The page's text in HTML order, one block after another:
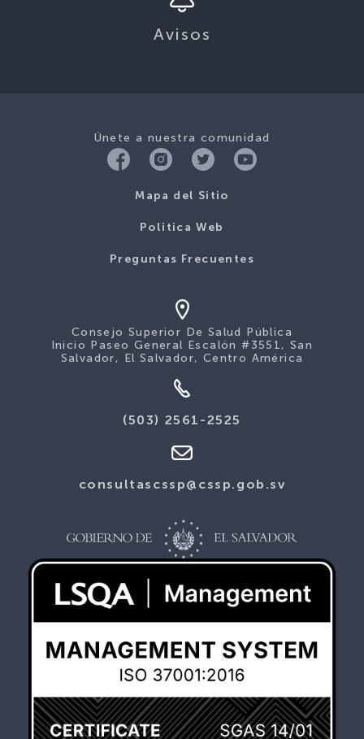
Mapa del Sitio
Politica Web
Preguntas Frecuentes
Consejo Superior De Salud Pública
Inicio Paseo General Escalón #3551, San
Salvador, El Salvador, Centro América
(503) 2561-2525
consultascssp@cssp.gob.sv